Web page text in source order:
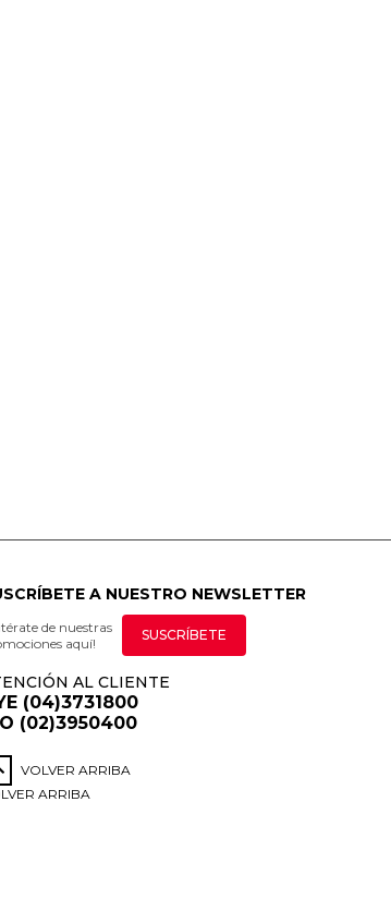
A NUESTRO NEWSLETTER
de nuestras
aquí!
SUSCRÍBETE
AL CLIENTE
(04)3731800
(02)3950400
VOLVER ARRIBA
ARRIBA